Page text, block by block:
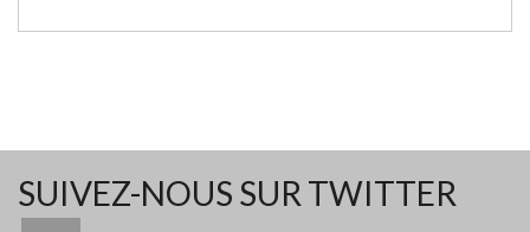
SUIVEZ-NOUS SUR TWITTER